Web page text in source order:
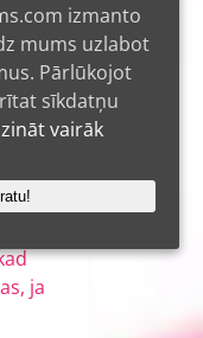
– ko
ja
izmanto
mums uzlabot
Pārlūkojot
sīkdatņu
vairāk